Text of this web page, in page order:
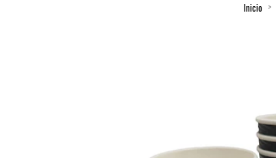
Inicio